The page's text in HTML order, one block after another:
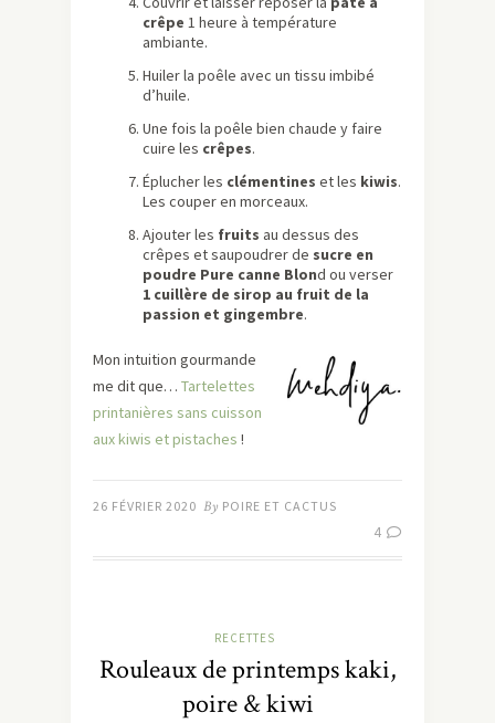
crêpe 1 heure à température
ambiante.
Huiler la poêle avec un tissu imbibé
d’huile.
Une fois la poêle bien chaude y faire
cuire les crêpes.
Éplucher les clémentines et les kiwis.
Les couper en morceaux.
Ajouter les fruits au dessus des
crêpes et saupoudrer de sucre en
poudre Pure canne Blond ou verser
1 cuillère de sirop au fruit de la
passion et gingembre.
Mon intuition gourmande
me dit que… Tartelettes
printanières sans cuisson
aux kiwis et pistaches !
26 FÉVRIER 2020 By POIRE ET CACTUS
4
RECETTES
Rouleaux de printemps kaki,
poire & kiwi